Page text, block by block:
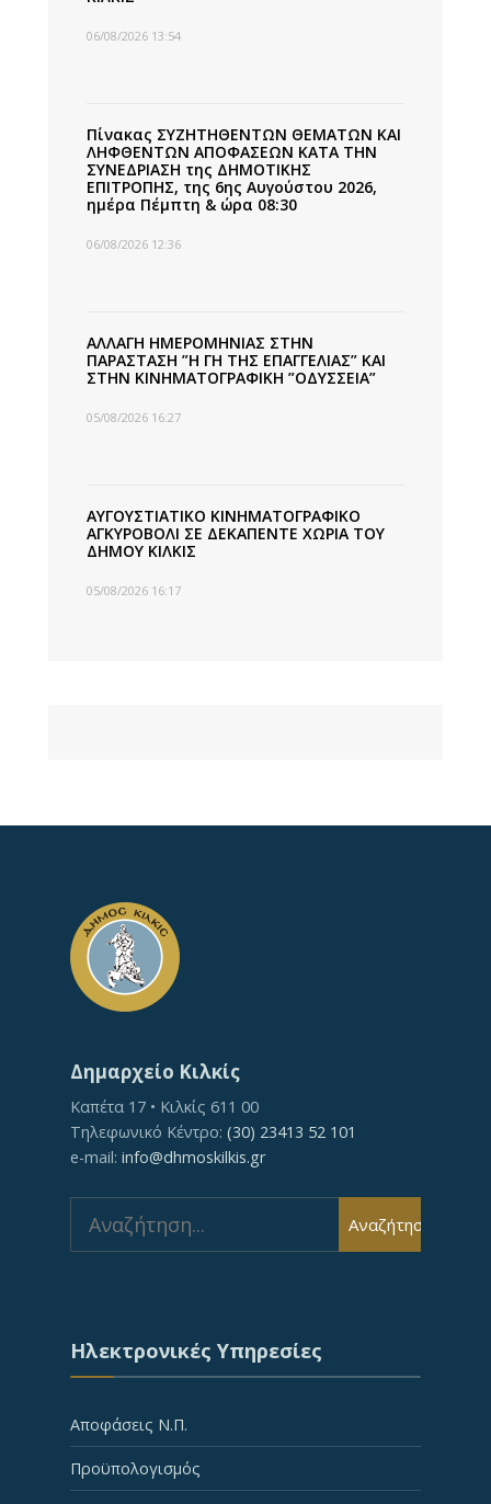
06/08/2026 13:54
Πίνακας ΣΥΖΗΤΗΘΕΝΤΩΝ ΘΕΜΑΤΩΝ ΚΑΙ
ΛΗΦΘΕΝΤΩΝ ΑΠΟΦΑΣΕΩΝ ΚΑΤΑ ΤΗΝ
ΣΥΝΕΔΡΙΑΣΗ της ΔΗΜΟΤΙΚΗΣ
ΕΠΙΤΡΟΠΗΣ, της 6ης Αυγούστου 2026,
ημέρα Πέμπτη & ώρα 08:30
06/08/2026 12:36
ΑΛΛΑΓΗ ΗΜΕΡΟΜΗΝΙΑΣ ΣΤΗΝ
ΠΑΡΑΣΤΑΣΗ ”Η ΓΗ ΤΗΣ ΕΠΑΓΓΕΛΙΑΣ” ΚΑΙ
ΣΤΗΝ ΚΙΝΗΜΑΤΟΓΡΑΦΙΚΗ ”ΟΔΥΣΣΕΙΑ”
05/08/2026 16:27
ΑΥΓΟΥΣΤΙΑΤΙΚΟ ΚΙΝΗΜΑΤΟΓΡΑΦΙΚΟ
ΑΓΚΥΡΟΒΟΛΙ ΣΕ ΔΕΚΑΠΕΝΤΕ ΧΩΡΙΑ ΤΟΥ
ΔΗΜΟΥ ΚΙΛΚΙΣ
05/08/2026 16:17
Δημαρχείο Κιλκίς
Καπέτα 17 • Κιλκίς 611 00
Τηλεφωνικό Κέντρο: (30) 23413 52 101
e-mail: info@dhmoskilkis.gr
for:
Αναζήτηση
Ηλεκτρονικές Υπηρεσίες
Αποφάσεις Ν.Π.
Προϋπολογισμός